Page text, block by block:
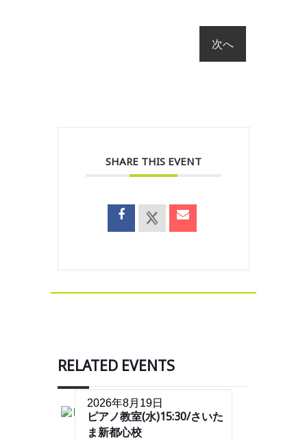
SHARE THIS EVENT
RELATED EVENTS
2026年8月19日
ピアノ教室(水)15:30/さいた
ま新都心校